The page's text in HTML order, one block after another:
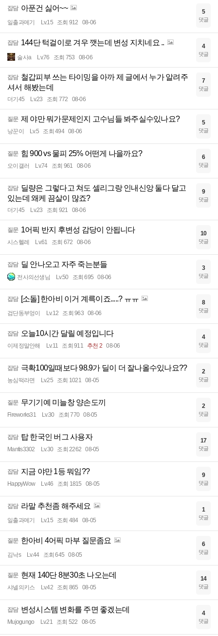
잡담 아푼건 싫어~~
일출과메기 Lv.15 조회 912 08-06
5
댓글
잡담 144단 턱걸이로 겨우 깻는데 변성 지치네요 ..
술사a Lv.76 조회 753 08-06
4
댓글
잡담 철갑피부 쓰는 타이밍을 아까 제 글에서 누가 알려주
셔서 해봤는데
더기45 Lv.23 조회 772 08-06
7
댓글
질문 제 야만 뭐가문제인지 고수님들 봐주실수있나요?
낭꾼이 Lv.5 조회 494 08-06
5
댓글
질문 힘 900 vs 물피 25% 어떤게 나을까요?
오이갤러 Lv.74 조회 961 08-06
6
댓글
잡담 딜량은 그렇다고 쳐도 셀리그랑 인내신앙 둘다 달고
있는데 왜케 끔살이 많죠?
더기45 Lv.23 조회 921 08-06
9
댓글
질문 1어픽 반지 후변성 감당이 안됩니다
시스헬레 Lv.61 조회 672 08-06
10
댓글
잡담 딜 안나오고 자주 죽는분들
전사의선생님 Lv.50 조회 695 08-06
3
댓글
잡담 [소돌] 한아비 이거 계륵이죠.....? ㅠㅠ
검단동부엉이 Lv.12 조회 963 08-06
8
댓글
잡담 오늘10시간 달릴 예정입니다
이제정말안해 Lv.11 조회 911 추천 2 08-06
4
댓글
잡담 극확100일때보다 98.9가 딜이 더 잘나올수있나요??
농심떡라면 Lv.25 조회 1021 08-05
2
댓글
질문 무기기예 미늘창 양손도끼
Fireworks31 Lv.30 조회 770 08-05
2
댓글
잡담 탑 한국인 버그 사용자
Mantis3302 Lv.30 조회 2262 08-05
17
댓글
잡담 지금 야만 1등 뭐임??
HappyWow Lv.46 조회 1815 08-05
9
댓글
잡담 라말 추천좀 해주세요
일출과메기 Lv.15 조회 484 08-05
1
댓글
질문 한아비 4어픽 마부 질문좀요
김낙s Lv.44 조회 645 08-05
6
댓글
질문 현재 140단 8분30초 나오는데
샤넬의키스 Lv.42 조회 865 08-05
14
댓글
잡담 변성시스템 변화를 주면 좋겠는데
Mujogungo Lv.21 조회 522 08-05
4
댓글